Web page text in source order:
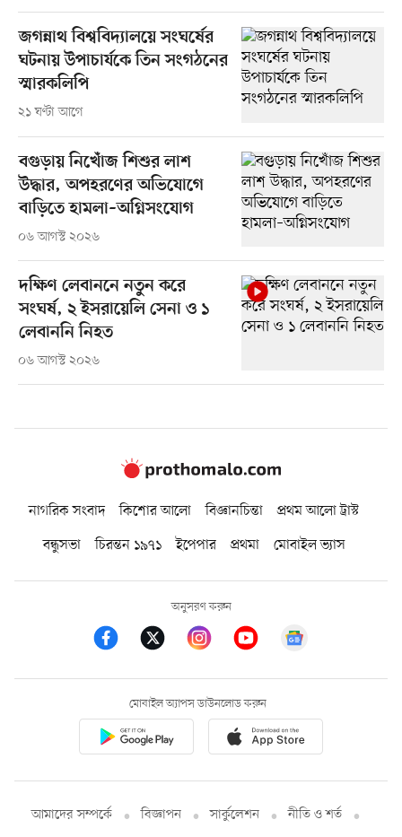
জগন্নাথ বিশ্ববিদ্যালয়ে সংঘর্ষের
ঘটনায় উপাচার্যকে তিন সংগঠনের
স্মারকলিপি
২১ ঘণ্টা আগে
বগুড়ায় নিখোঁজ শিশুর লাশ
উদ্ধার, অপহরণের অভিযোগে
বাড়িতে হামলা–অগ্নিসংযোগ
০৬ আগস্ট ২০২৬
দক্ষিণ লেবাননে নতুন করে
সংঘর্ষ, ২ ইসরায়েলি সেনা ও ১
লেবাননি নিহত
০৬ আগস্ট ২০২৬
নাগরিক সংবাদ কিশোর আলো বিজ্ঞানচিন্তা
প্রথম আলো ট্রাস্ট
বন্ধুসভা
চিরন্তন ১৯৭১ ইপেপার প্রথমা মোবাইল ভ্যাস
অনুসরণ করুন
মোবাইল অ্যাপস ডাউনলোড করুন
আমাদের সম্পর্কে বিজ্ঞাপন সার্কুলেশন নীতি ও শর্ত